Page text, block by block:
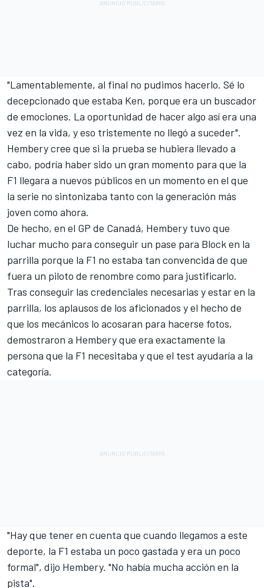
"Lamentablemente, al final no pudimos hacerlo. Sé lo
decepcionado que estaba Ken, porque era un buscador
de emociones. La oportunidad de hacer algo así era una
vez en la vida, y eso tristemente no llegó a suceder".
Hembery cree que si la prueba se hubiera llevado a
cabo, podría haber sido un gran momento para que la
F1 llegara a nuevos públicos en un momento en el que
la serie no sintonizaba tanto con la generación más
joven como ahora.
De hecho, en el GP de Canadá, Hembery tuvo que
luchar mucho para conseguir un pase para Block en la
parrilla porque la F1 no estaba tan convencida de que
fuera un piloto de renombre como para justificarlo.
Tras conseguir las credenciales necesarias y estar en la
parrilla, los aplausos de los aficionados y el hecho de
que los mecánicos lo acosaran para hacerse fotos,
demostraron a Hembery que era exactamente la
persona que la F1 necesitaba y que el test ayudaría a la
categoría.
"Hay que tener en cuenta que cuando llegamos a este
deporte, la F1 estaba un poco gastada y era un poco
formal", dijo Hembery. "No había mucha acción en la
pista".